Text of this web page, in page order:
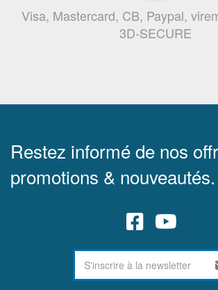
Visa, Mastercard, CB, Paypal,
3D-SECURE
Restez informé de nos
promotions & nouveautés.